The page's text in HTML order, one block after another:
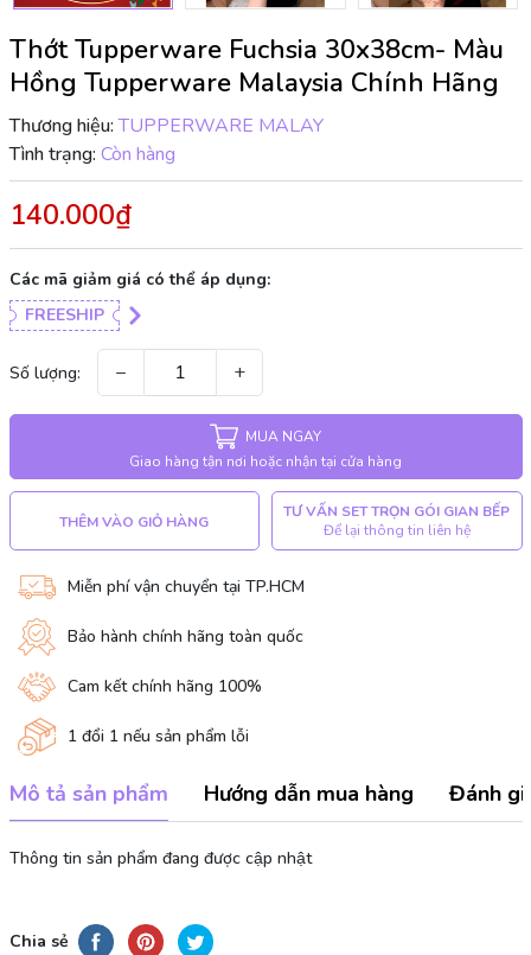
Thớt Tupperware Fuchsia 30x38cm- Màu
Hồng Tupperware Malaysia Chính Hãng
Thương hiệu: TUPPERWARE MALAY
Tình trạng: Còn hàng
140.000₫
Các mã giảm giá có thể áp dụng:
FREESHIP
Số lượng: − +
MUA NGAY
Giao hàng tận nơi hoặc nhận tại cửa hàng
THÊM VÀO GIỎ HÀNG
TƯ VẤN SET TRỌN GÓI GIAN BẾP
Để lại thông tin liên hệ
Miễn phí vận chuyển tại TP.HCM
Bảo hành chính hãng toàn quốc
Cam kết chính hãng 100%
1 đổi 1 nếu sản phẩm lỗi
Mô tả sản phẩm Hướng dẫn mua hàng Đánh
Thông tin sản phẩm đang được cập nhật
Chia sẻ